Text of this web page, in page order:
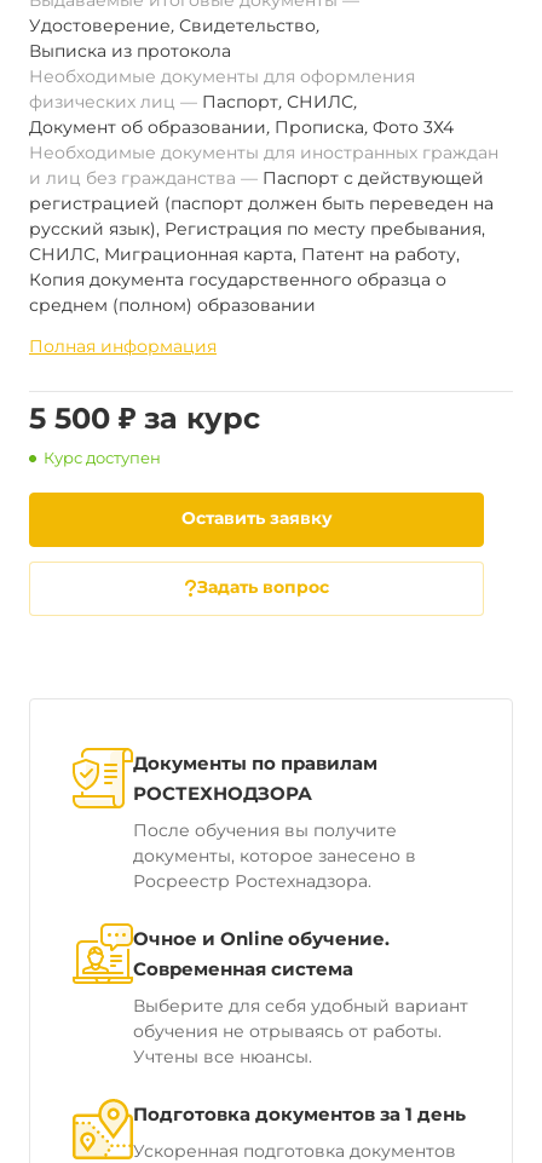
Удостоверение, Свидетельство,
Выписка из протокола
Необходимые документы для оформления
физических лиц
Паспорт, СНИЛС,
Документ об образовании, Прописка, Фото 3Х4
Необходимые документы для иностранных граждан
и лиц без гражданства
Паспорт с действующей
регистрацией (паспорт должен быть переведен на
русский язык), Регистрация по месту пребывания,
СНИЛС, Миграционная карта, Патент на работу,
Копия документа государственного образца о
среднем (полном) образовании
Полная информация
5 500 ₽ за курс
Курс доступен
Оставить заявку
Задать вопрос
Документы по правилам
РОСТЕХНОДЗОРА
После обучения вы получите
документы, которое занесено в
Росреестр Ростехнадзора.
Очное и Online обучение.
Современная система
Выберите для себя удобный вариант
обучения не отрываясь от работы.
Учтены все нюансы.
Подготовка документов за 1 день
Ускоренная подготовка документов